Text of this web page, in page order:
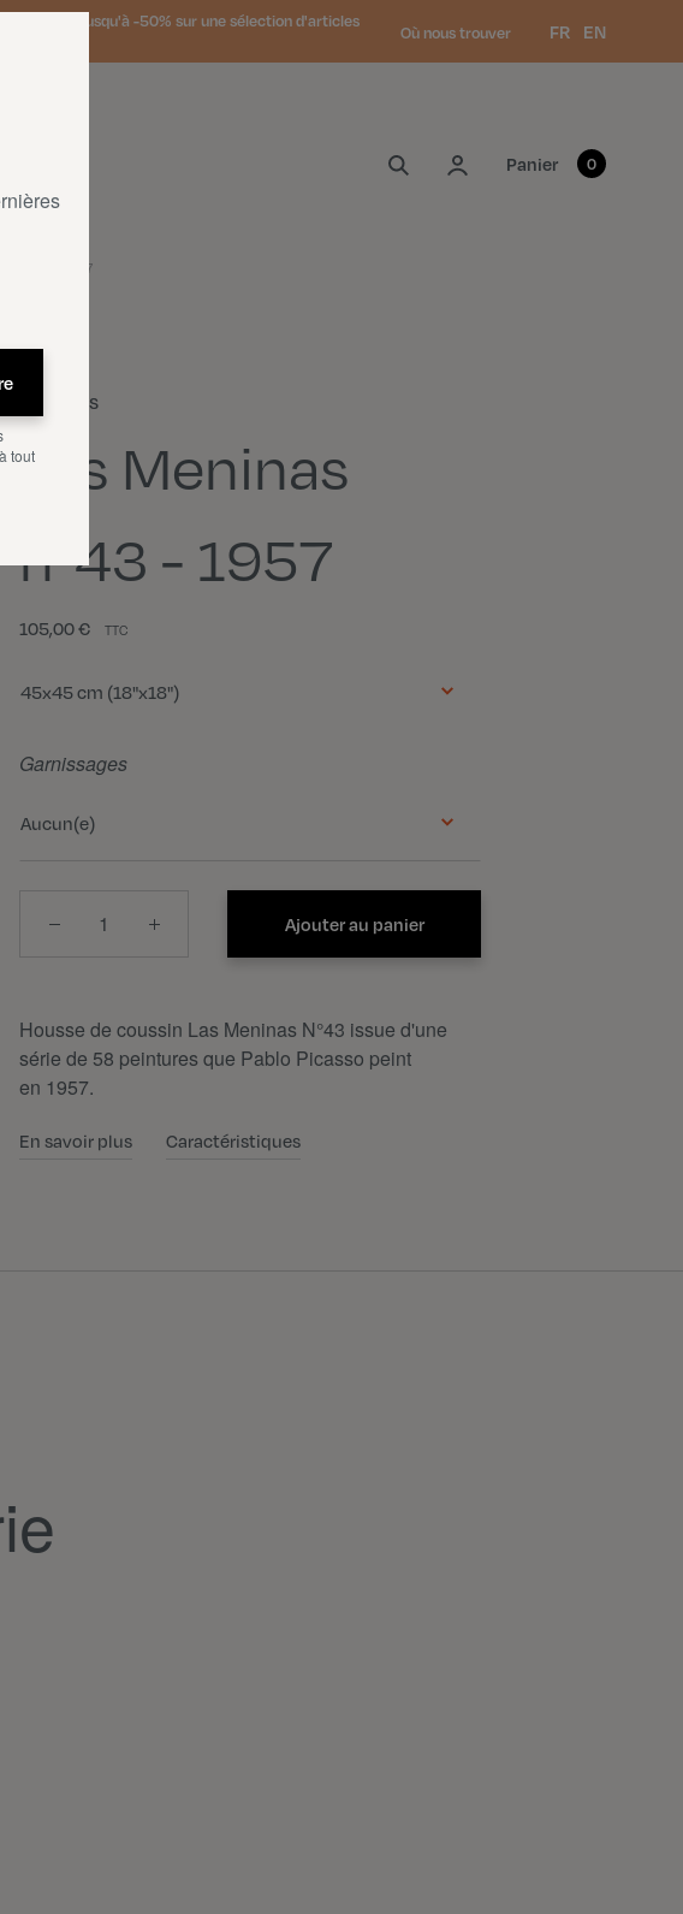
: jusqu'à -50% sur une sélection d'articles
Où nous trouver Langue :
FR EN
Mon compte
Panier 0
N°43 - 1957
Coussins
Las Meninas
n°43 - 1957
105,00 € TTC
45x45 cm (18"x18")
Garnissages
Aucun(e)
Ajouter au panier
Housse de coussin Las Meninas N°43 issue d'une
série de 58 peintures que Pablo Picasso peint
en 1957.
En savoir plus Caractéristiques
tout